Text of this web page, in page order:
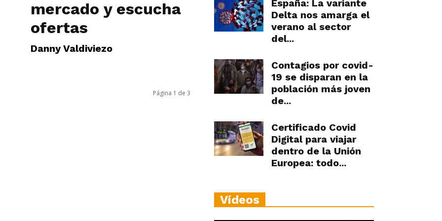
mercado y escucha
ofertas
Danny Valdiviezo
Página 1 de 3
España: La variante
Delta nos amarga el
verano al sector
del...
Contagios por covid-
19 se disparan en la
población más joven
de...
Certificado Covid
Digital para viajar
dentro de la Unión
Europea: todo...
Vídeos